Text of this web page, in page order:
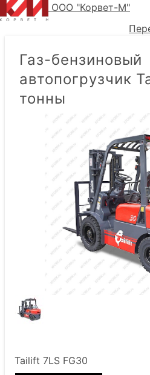
ООО "Корвет-М"
Газ-бензиновый
автопогрузчик
тонны
Tailift 7LS FG30